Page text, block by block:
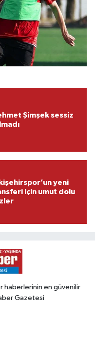
Şimşek sessiz
yeni
için umut dolu
haberlerinin en güvenilir
Gazetesi